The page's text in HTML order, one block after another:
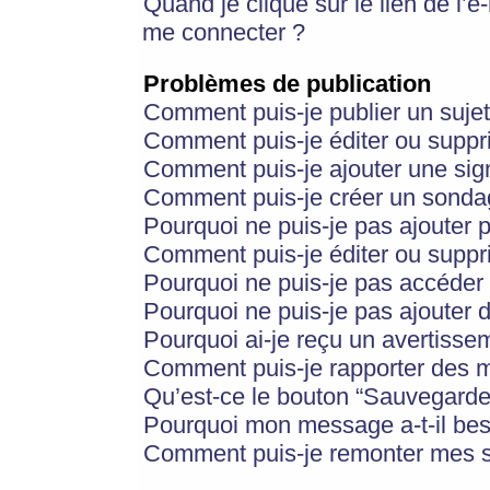
me connecter ?
Problèmes de publication
Comment puis-je publier un
Comment puis-je éditer ou
Comment puis-je ajouter une
Comment puis-je créer un
Pourquoi ne puis-je pas ajouter
Comment puis-je éditer ou
Pourquoi ne puis-je pas
Pourquoi ne puis-je pas ajouter
Pourquoi ai-je reçu un
Comment puis-je rapporter des
Qu’est-ce le bouton
Pourquoi mon message a-t-il
Comment puis-je remonter mes